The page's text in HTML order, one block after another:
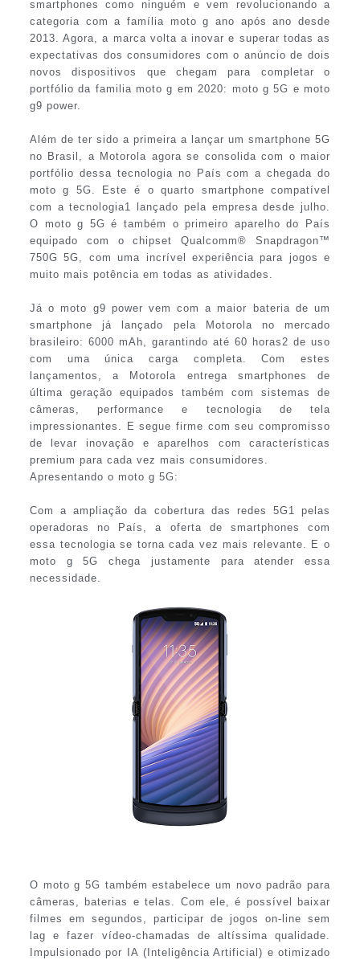
smartphones como ninguém e vem revolucionando a
categoria com a família moto g ano após ano desde
2013. Agora, a marca volta a inovar e superar todas as
expectativas dos consumidores com o anúncio de dois
novos dispositivos que chegam para completar o
portfólio da familia moto g em 2020: moto g 5G e moto
g9 power.
Além de ter sido a primeira a lançar um smartphone 5G
no Brasil, a Motorola agora se consolida com o maior
portfólio dessa tecnologia no País com a chegada do
moto g 5G. Este é o quarto smartphone compatível
com a tecnologia1 lançado pela empresa desde julho.
O moto g 5G é também o primeiro aparelho do País
equipado com o chipset Qualcomm® Snapdragon™
750G 5G, com uma incrível experiência para jogos e
muito mais potência em todas as atividades.
Já o moto g9 power vem com a maior bateria de um
smartphone já lançado pela Motorola no mercado
brasileiro: 6000 mAh, garantindo até 60 horas2 de uso
com uma única carga completa. Com estes
lançamentos, a Motorola entrega smartphones de
última geração equipados também com sistemas de
câmeras, performance e tecnologia de tela
impressionantes. E segue firme com seu compromisso
de levar inovação e aparelhos com características
premium para cada vez mais consumidores.
Apresentando o moto g 5G:
Com a ampliação da cobertura das redes 5G1 pelas
operadoras no País, a oferta de smartphones com
essa tecnologia se torna cada vez mais relevante. E o
moto g 5G chega justamente para atender essa
necessidade.
O moto g 5G também estabelece um novo padrão para
câmeras, baterias e telas. Com ele, é possível baixar
filmes em segundos, participar de jogos on-line sem
lag e fazer vídeo-chamadas de altíssima qualidade.
Impulsionado por IA (Inteligência Artificial) e otimizado